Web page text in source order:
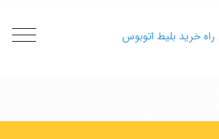
خرید بلیط اتوبوس